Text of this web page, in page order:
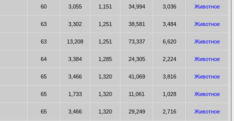
60 3,055 1,151 34,994 3,036 Животное
63 3,302 1,251 38,581 3,484 Животное
63 13,208 1,251 73,337 6,620 Животное
64 3,384 1,285 24,305 2,224 Животное
65 3,466 1,320 41,069 3,816 Животное
65 1,733 1,320 11,061 1,028 Животное
65 3,466 1,320 29,249 2,716 Животное